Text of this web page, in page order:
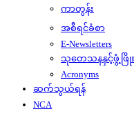
ကာတွန်း
အစီရင်ခံစာ
E-Newsletters
သုတေသနနှင့်ဖွံ့ဖြို
Acronyms
ဆက်သွယ်ရန်
NCA